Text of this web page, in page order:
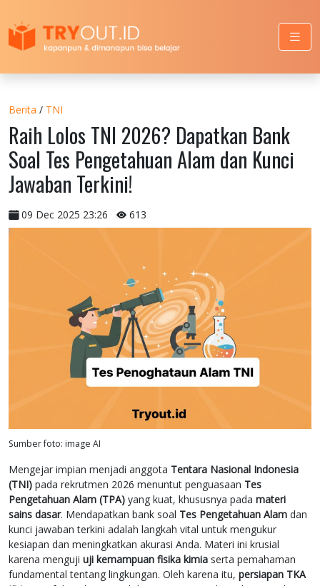
Berita / TNI
Raih Lolos TNI 2026? Dapatkan Bank
Soal Tes Pengetahuan Alam dan Kunci
Jawaban Terkini!
09 Dec 2025 23:26 613
Sumber foto: image AI
Mengejar impian menjadi anggota Tentara Nasional Indonesia
(TNI) pada rekrutmen 2026 menuntut penguasaan Tes
Pengetahuan Alam (TPA) yang kuat, khususnya pada materi
sains dasar. Mendapatkan bank soal Tes Pengetahuan Alam dan
kunci jawaban terkini adalah langkah vital untuk mengukur
kesiapan dan meningkatkan akurasi Anda. Materi ini krusial
karena menguji uji kemampuan fisika kimia serta pemahaman
fundamental tentang lingkungan. Oleh karena itu, persiapan TKA